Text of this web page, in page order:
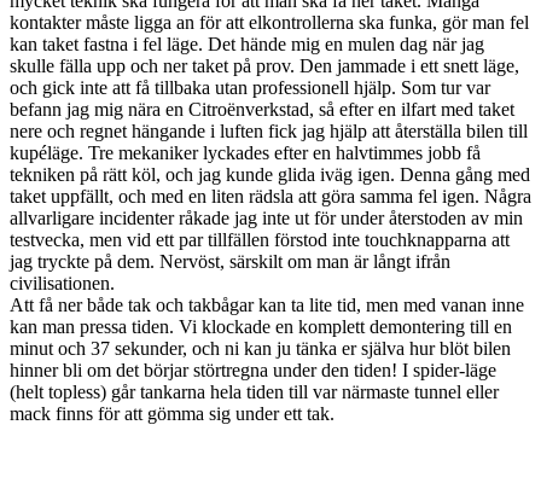
kontakter måste ligga an för att elkontrollerna ska funka, gör man fel
kan taket fastna i fel läge. Det hände mig en mulen dag när jag
skulle fälla upp och ner taket på prov. Den jammade i ett snett läge,
och gick inte att få tillbaka utan professionell hjälp. Som tur var
befann jag mig nära en Citroënverkstad, så efter en ilfart med taket
nere och regnet hängande i luften fick jag hjälp att återställa bilen till
kupéläge. Tre mekaniker lyckades efter en halvtimmes jobb få
tekniken på rätt köl, och jag kunde glida iväg igen. Denna gång med
taket uppfällt, och med en liten rädsla att göra samma fel igen. Några
allvarligare incidenter råkade jag inte ut för under återstoden av min
testvecka, men vid ett par tillfällen förstod inte touchknapparna att
jag tryckte på dem. Nervöst, särskilt om man är långt ifrån
civilisationen.
Att få ner både tak och takbågar kan ta lite tid, men med vanan inne
kan man pressa tiden. Vi klockade en komplett demontering till en
minut och 37 sekunder, och ni kan ju tänka er själva hur blöt bilen
hinner bli om det börjar störtregna under den tiden! I spider-läge
(helt topless) går tankarna hela tiden till var närmaste tunnel eller
mack finns för att gömma sig under ett tak.